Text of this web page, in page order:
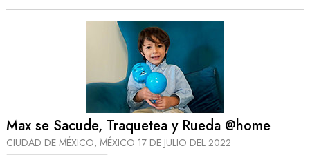
Max se Sacude, Traquetea y Rueda @home
CIUDAD DE MÉXICO, MÉXICO 17 DE JULIO DEL 2022